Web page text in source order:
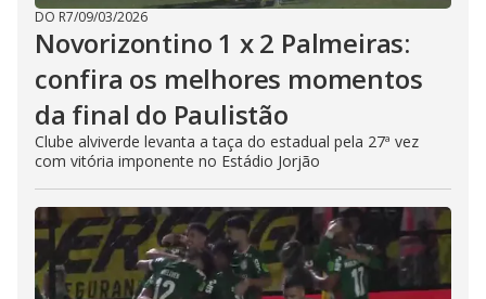
DO R7/09/03/2026
Novorizontino 1 x 2 Palmeiras:
confira os melhores momentos
da final do Paulistão
Clube alviverde levanta a taça do estadual pela 27ª vez
com vitória imponente no Estádio Jorjão